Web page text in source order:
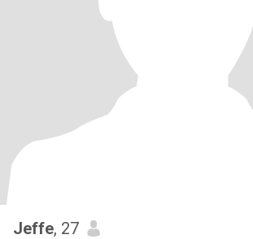
Jeffe, 27